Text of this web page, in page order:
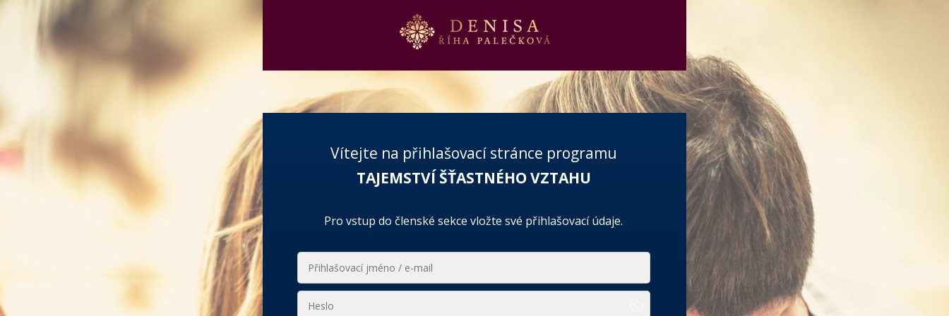
Vítejte na přihlašovací stránce programu
TAJEMSTVÍ ŠŤASTNÉHO VZTAHU
Pro vstup do členské sekce vložte své přihlašovací údaje.